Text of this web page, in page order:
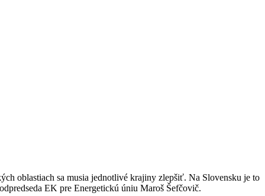
oblastiach sa musia jednotlivé krajiny zlepšiť. Na Slovensku je to
EK pre Energetickú úniu Maroš Šefčovič.